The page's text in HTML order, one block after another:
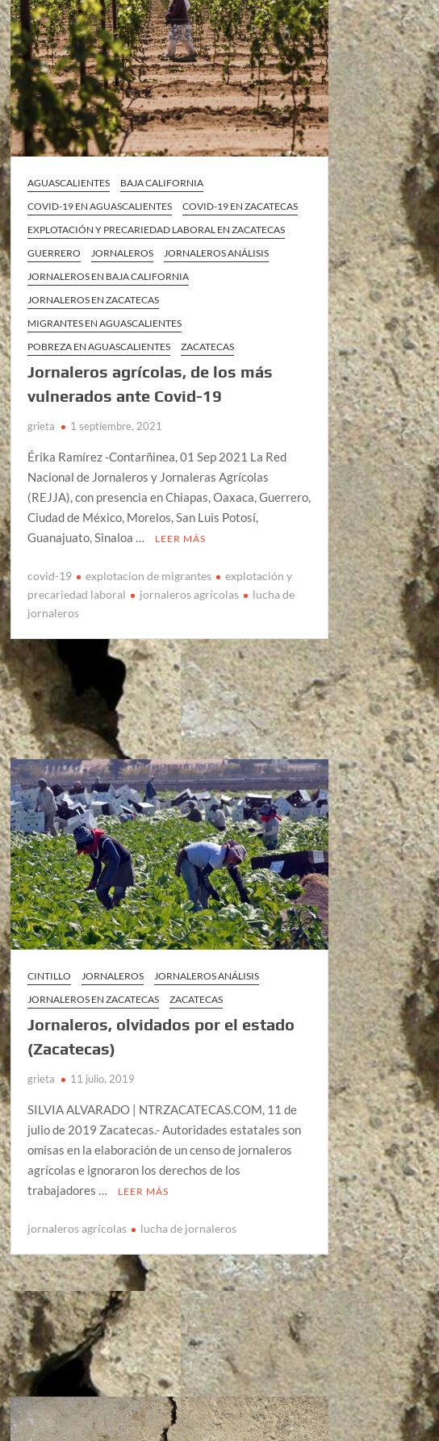
AGUASCALIENTES
BAJA CALIFORNIA
COVID-19 EN AGUASCALIENTES
COVID-19 EN ZACATECAS
EXPLOTACIÓN Y PRECARIEDAD LABORAL EN ZACATECAS
GUERRERO
JORNALEROS
JORNALEROS ANÁLISIS
JORNALEROS EN BAJA CALIFORNIA
JORNALEROS EN ZACATECAS
MIGRANTES EN AGUASCALIENTES
POBREZA EN AGUASCALIENTES
ZACATECAS
Jornaleros agrícolas, de los más
vulnerados ante Covid-19
grieta 1 septiembre, 2021
Érika Ramírez -Contarñinea, 01 Sep 2021 La Red
Nacional de Jornaleros y Jornaleras Agrícolas
(REJJA), con presencia en Chiapas, Oaxaca, Guerrero,
Ciudad de México, Morelos, San Luis Potosí,
Guanajuato, Sinaloa …
LEER MÁS
covid-19 explotacion de migrantes
explotación y
precariedad laboral
jornaleros agrícolas
lucha de
jornaleros
CINTILLO JORNALEROS
JORNALEROS ANÁLISIS
JORNALEROS EN ZACATECAS
ZACATECAS
Jornaleros, olvidados por el estado
(Zacatecas)
grieta 11 julio, 2019
SILVIA ALVARADO | NTRZACATECAS.COM, 11 de
julio de 2019 Zacatecas.- Autoridades estatales son
omisas en la elaboración de un censo de jornaleros
agrícolas e ignoraron los derechos de los
trabajadores …
LEER MÁS
jornaleros agrícolas lucha de jornaleros